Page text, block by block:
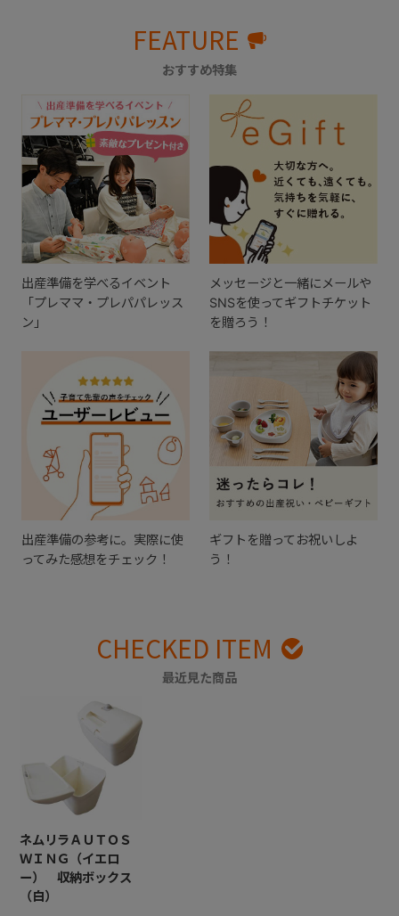
FEATURE
おすすめ特集
出産準備を学べるイベント
「プレママ・プレパパレッス
ン」
メッセージと一緒にメールや
SNSを使ってギフトチケット
を贈ろう！
出産準備の参考に。実際に使
ってみた感想をチェック！
ギフトを贈ってお祝いしよ
う！
CHECKED ITEM
最近見た商品
ネムリラＡＵＴＯＳ
ＷＩＮＧ（イエロ
ー） 収納ボックス
（白）